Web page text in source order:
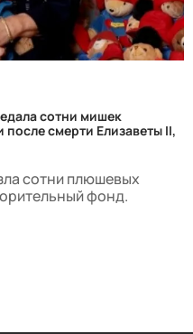
сотни мишек
смерти Елизаветы II,
сотни плюшевых
фонд.